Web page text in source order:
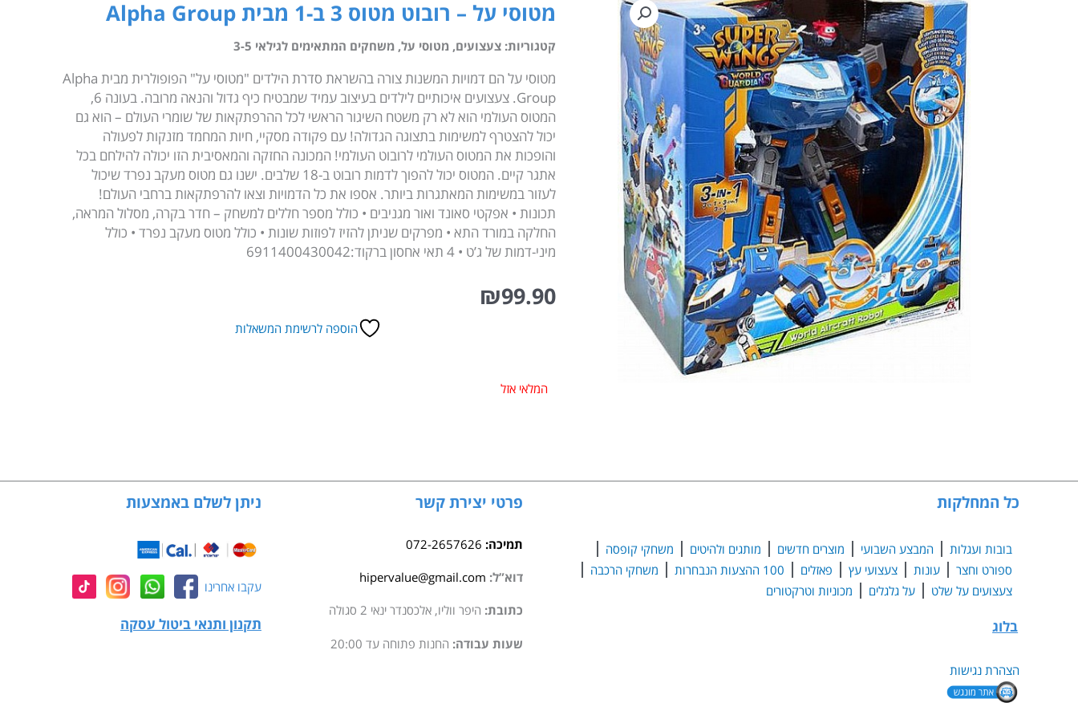
מטוסי על – רובוט מטוס 3 ב-1 מבית Alpha Group
קטגוריות:צעצועים,מטוסי על,משחקים המתאימים לגילאי 3-5
מטוסי על הם דמויות המשנות צורה בהשראת סדרת הילדים "מטוסי על" הפופולרית מבית Alpha
Group. צעצועים איכותיים לילדים בעיצוב עמיד שמבטיח כיף גדול והנאה מרובה. בעונה 6,
המטוס העולמי הוא לא רק משטח השיגור הראשי לכל ההרפתקאות של שומרי העולם – הוא גם
יכול להצטרף למשימות בתצוגה הגדולה! עם פקודה מסקיי, חיות המחמד מזנקות לפעולה
והופכות את המטוס העולמי לרובוט העולמי! המכונה החזקה והמאסיבית הזו יכולה להילחם בכל
אתגר קיים. המטוס יכול להפוך לדמות רובוט ב-18 שלבים. ישנו גם מטוס מעקב נפרד שיכול
לעזור במשימות המאתגרות ביותר. אספו את כל הדמויות וצאו להרפתקאות ברחבי העולם!
תכונות • אפקטי סאונד ואור מגניבים • כולל מספר חללים למשחק – חדר בקרה, מסלול המראה,
החלקה במורד התא • מפרקים שניתן להזיז לפוזות שונות • כולל מטוס מעקב נפרד • כולל
מיני-דמות של ג’ט • 4 תאי אחסון ברקוד:6911400430042
₪99.90
הוספה לרשימת המשאלות
המלאי אזל
כל המחלקות
בובות ועגלות המבצע השבועי מוצרים חדשים מותגים ולהיטים
משחקי קופסה
ספורט וחצר
עונות צעצועי עץ פאזלים 100 ההצעות הנבחרות
משחקי הרכבה
צעצועים על שלט
על גלגלים מכוניות וטרקטורים
בלוג
הצהרת נגישות
פרטי יצירת קשר
תמיכה: 072-2657626
דוא”ל: hipervalue@gmail.com
כתובת: היפר ווליו, אלכסנדר ינאי 2 סגולה
שעות עבודה: החנות פתוחה עד 20:00
ניתן לשלם באמצעות
עקבו אחרינו
תקנון ותנאי ביטול עסקה